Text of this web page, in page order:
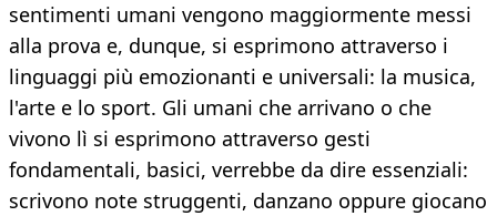
sentimenti umani vengono maggiormente messi
alla prova e, dunque, si esprimono attraverso i
linguaggi più emozionanti e universali: la musica,
l'arte e lo sport. Gli umani che arrivano o che
vivono lì si esprimono attraverso gesti
fondamentali, basici, verrebbe da dire essenziali:
scrivono note struggenti, danzano oppure giocano